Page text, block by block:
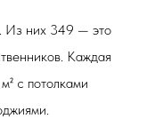
Из них 349 — это
Каждая
с потолками